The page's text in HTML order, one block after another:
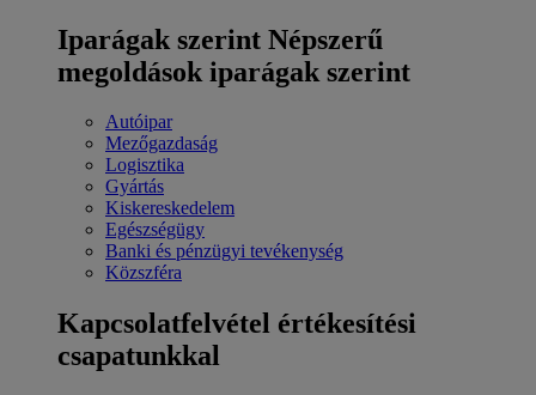
Iparágak szerint Népszerű
megoldások iparágak szerint
Autóipar
Mezőgazdaság
Logisztika
Gyártás
Kiskereskedelem
Egészségügy
Banki és pénzügyi tevékenység
Közszféra
Kapcsolatfelvétel értékesítési
csapatunkkal